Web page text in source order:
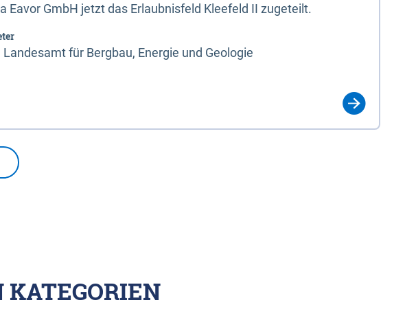
Eavor GmbH jetzt das Erlaubnisfeld Kleefeld II zugeteilt.
Landesamt für Bergbau, Energie und Geologie
KATEGORIEN